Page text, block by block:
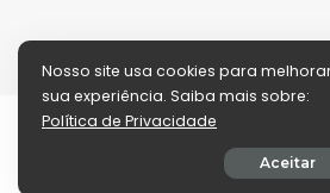
Nosso site usa cookies para
sua experiência. Saiba mais sobre:
Política de Privacidade
Aceitar